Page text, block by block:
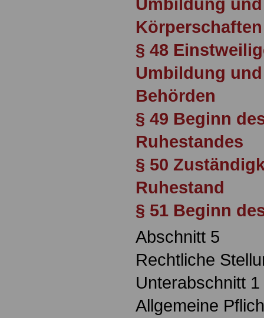
Umbildung
Körperschaften
§ 48
Umbildung
Behörden
§ 49 Beginn
Ruhestandes
§ 50
Ruhestand
§ 51 Beginn
Abschnitt 5
Rechtliche
Unterabschnitt 1
Allgemeine